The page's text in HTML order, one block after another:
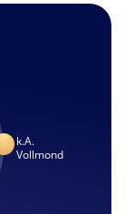
k.A.
Vollmond